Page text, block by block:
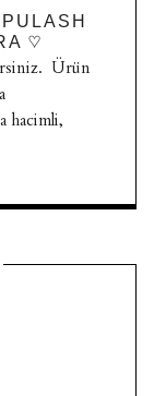
♡
Ürün
hacimli,